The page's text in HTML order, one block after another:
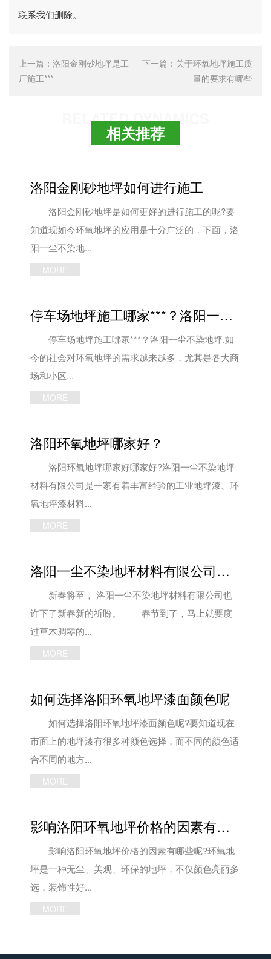
联系我们删除。
上一篇： 洛阳金刚砂地坪是工
厂施工***
下一篇： 关于环氧地坪施工质
量的要求有哪些
RELATED DYNAMICS
相关推荐
洛阳金刚砂地坪如何进行施工
洛阳金刚砂地坪是如何更好的进行施工的呢?要
知道现如今环氧地坪的应用是十分广泛的，下面，洛
阳一尘不染地...
MORE
停车场地坪施工哪家***？洛阳一尘不染地坪
停车场地坪施工哪家***？洛阳一尘不染地坪.如
今的社会对环氧地坪的需求越来越多，尤其是各大商
场和小区...
MORE
洛阳环氧地坪哪家好？
洛阳环氧地坪哪家好哪家好?洛阳一尘不染地坪
材料有限公司是一家有着丰富经验的工业地坪漆、环
氧地坪漆材料...
MORE
洛阳一尘不染地坪材料有限公司新春新祈盼
新春将至， 洛阳一尘不染地坪材料有限公司也
许下了新春新的祈盼。 春节到了，马上就要度
过草木凋零的...
MORE
如何选择洛阳环氧地坪漆面颜色呢
如何选择洛阳环氧地坪漆面颜色呢?要知道现在
市面上的地坪漆有很多种颜色选择，而不同的颜色适
合不同的地方...
MORE
影响洛阳环氧地坪价格的因素有哪些
影响洛阳环氧地坪价格的因素有哪些呢?环氧地
坪是一种无尘、美观、环保的地坪，不仅颜色亮丽多
选，装饰性好...
MORE